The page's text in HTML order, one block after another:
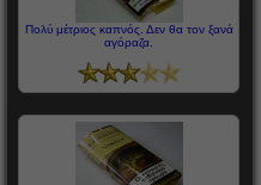
Πολύ μέτριος καπνός. Δεν θα τον ξανά
αγόραζα.